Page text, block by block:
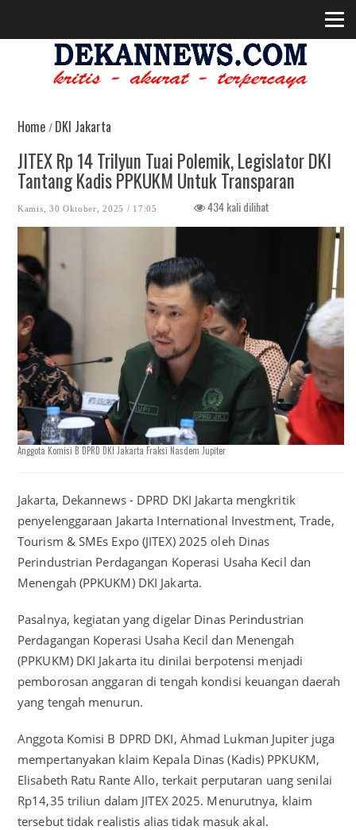
Home/DKI Jakarta
JITEX Rp 14 Trilyun Tuai Polemik, Legislator DKI
Tantang Kadis PPKUKM Untuk Transparan
Kamis, 30 Oktober, 2025 / 17:05 434 kali dilihat
Anggota Komisi B DPRD DKI Jakarta Fraksi Nasdem Jupiter
Jakarta, Dekannews - DPRD DKI Jakarta mengkritik
penyelenggaraan Jakarta International Investment, Trade,
Tourism & SMEs Expo (JITEX) 2025 oleh Dinas
Perindustrian Perdagangan Koperasi Usaha Kecil dan
Menengah (PPKUKM) DKI Jakarta.
Pasalnya, kegiatan yang digelar Dinas Perindustrian
Perdagangan Koperasi Usaha Kecil dan Menengah
(PPKUKM) DKI Jakarta itu dinilai berpotensi menjadi
pemborosan anggaran di tengah kondisi keuangan daerah
yang tengah menurun.
Anggota Komisi B DPRD DKI, Ahmad Lukman Jupiter juga
mempertanyakan klaim Kepala Dinas (Kadis) PPKUKM,
Elisabeth Ratu Rante Allo, terkait perputaran uang senilai
Rp14,35 triliun dalam JITEX 2025. Menurutnya, klaim
tersebut tidak realistis alias tidak masuk akal.